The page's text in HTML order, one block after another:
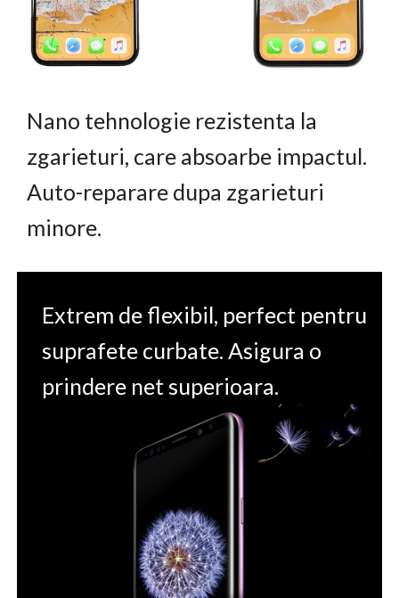
Nano tehnologie rezistenta la
zgarieturi, care absoarbe impactul.
Auto-reparare dupa zgarieturi
minore.
Extrem de flexibil, perfect pentru
suprafete curbate. Asigura o
prindere net superioara.